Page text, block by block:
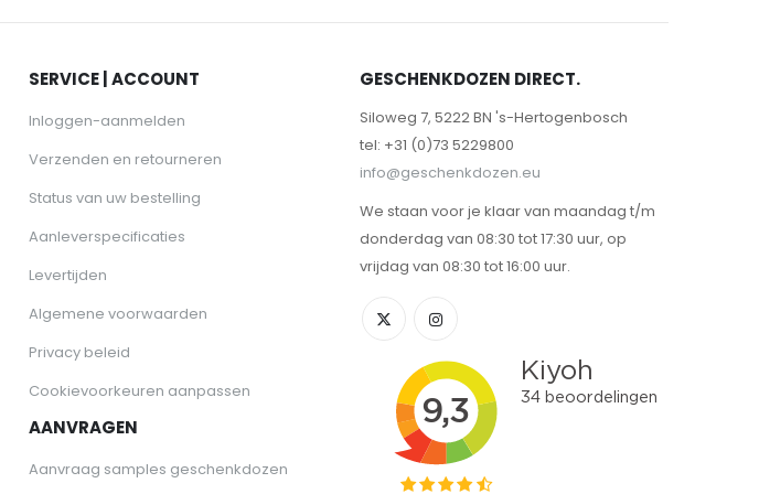
SERVICE | ACCOUNT
Inloggen-aanmelden
Verzenden en retourneren
Status van uw bestelling
Aanleverspecificaties
Levertijden
Algemene voorwaarden
Privacy beleid
Cookievoorkeuren aanpassen
AANVRAGEN
Aanvraag samples geschenkdozen
GESCHENKDOZEN DIRECT.
Siloweg 7, 5222 BN 's-Hertogenbosch
tel: +31 (0)73 5229800
info@geschenkdozen.eu
We staan voor je klaar van maandag t/m
donderdag van 08:30 tot 17:30 uur, op
vrijdag van 08:30 tot 16:00 uur.